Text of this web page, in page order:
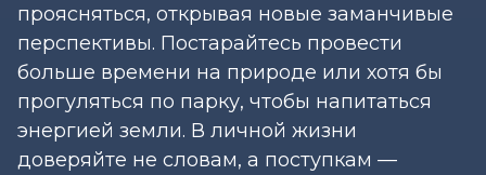
проясняться, открывая новые заманчивые
перспективы. Постарайтесь провести
больше времени на природе или хотя бы
прогуляться по парку, чтобы напитаться
энергией земли. В личной жизни
доверяйте не словам, а поступкам —